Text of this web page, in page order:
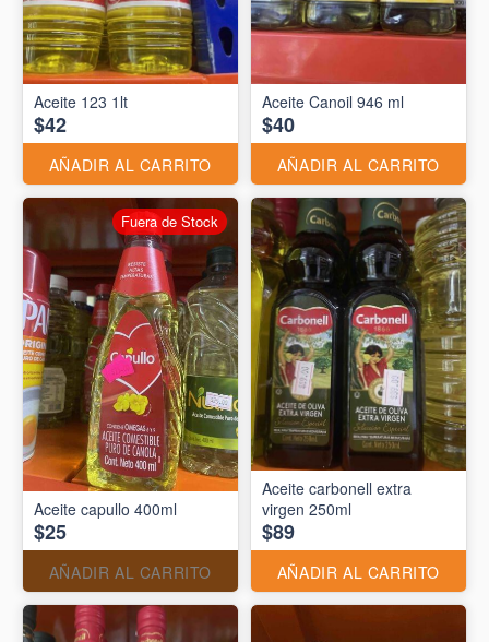
Aceite 123 1lt
$42
AÑADIR AL CARRITO
Aceite Canoil 946 ml
$40
AÑADIR AL CARRITO
Aceite capullo 400ml
$25
AÑADIR AL CARRITO
Fuera de Stock
Aceite carbonell extra
virgen 250ml
$89
AÑADIR AL CARRITO